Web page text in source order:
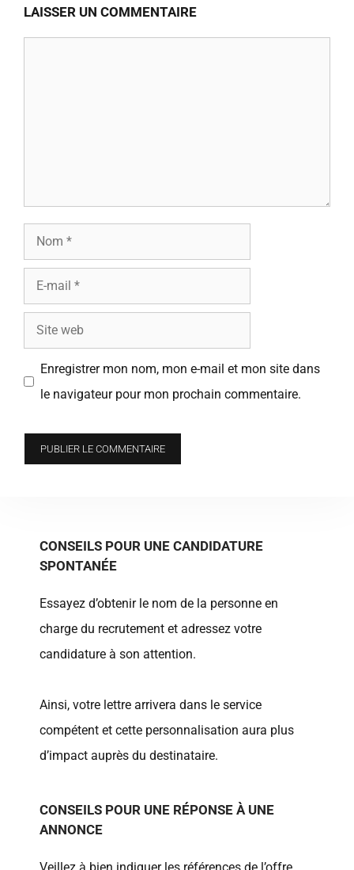
LAISSER UN COMMENTAIRE
Nom
mail
Site
web
Enregistrer mon nom, mon e-mail et mon site dans
le navigateur pour mon prochain commentaire.
CONSEILS POUR UNE CANDIDATURE
SPONTANÉE
Essayez d’obtenir le nom de la personne en
charge du recrutement et adressez votre
candidature à son attention.
Ainsi, votre lettre arrivera dans le service
compétent et cette personnalisation aura plus
d’impact auprès du destinataire.
CONSEILS POUR UNE RÉPONSE À UNE
ANNONCE